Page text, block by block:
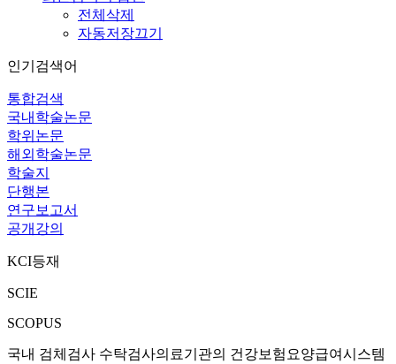
전체삭제
자동저장끄기
인기검색어
통합검색
국내학술논문
학위논문
해외학술논문
학술지
단행본
연구보고서
공개강의
KCI등재
SCIE
SCOPUS
국내 검체검사 수탁검사의료기관의 건강보험요양급여시스템